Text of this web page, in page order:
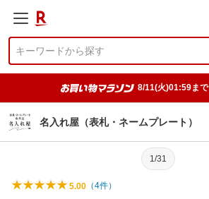
8/11(火)01:59まで
名入れ屋（表札・ネームプレート）
1/31
5.00 （4件）